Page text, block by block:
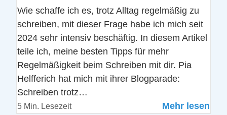
Wie schaffe ich es, trotz Alltag regelmäßig zu
schreiben, mit dieser Frage habe ich mich seit
2024 sehr intensiv beschäftig. In diesem Artikel
teile ich, meine besten Tipps für mehr
Regelmäßigkeit beim Schreiben mit dir. Pia
Helfferich hat mich mit ihrer Blogparade:
Schreiben trotz…
5 Min. Lesezeit Mehr lesen